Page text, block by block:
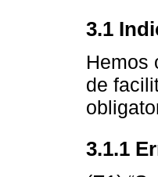
3.1
Hemos
de
3.1.1